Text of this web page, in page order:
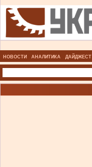
НОВОСТИ АНАЛИТИКА ДАЙДЖЕСТ